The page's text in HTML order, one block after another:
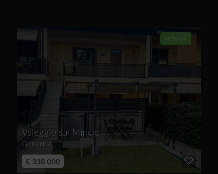
NOVITÀ
Valeggio sul Mincio
Generica
€ 338.000